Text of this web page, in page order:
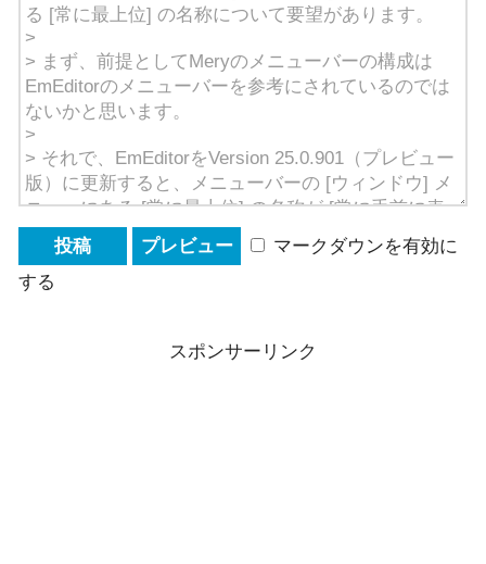
マークダウンを有効に
する
スポンサーリンク